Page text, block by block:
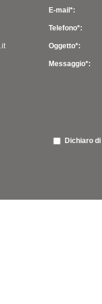
E-mail*:
Telefono*:
Oggetto*:
Messaggio*:
Dichiaro